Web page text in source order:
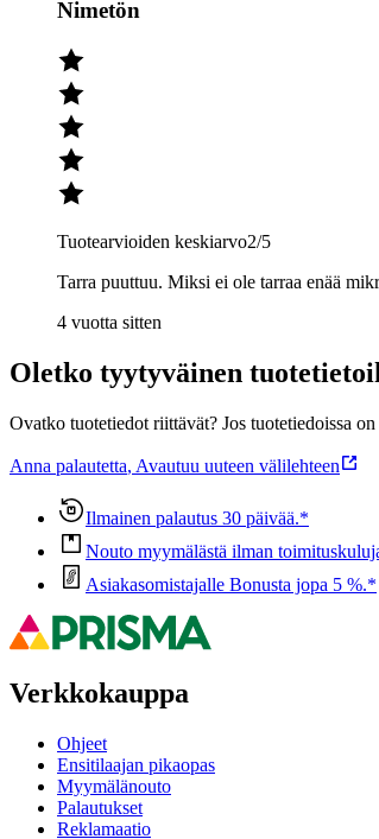
Nimetön
Tuotearvioiden keskiarvo2/5
Tarra puuttuu. Miksi ei ole tarraa enää
4 vuotta sitten
Oletko tyytyväinen
Ovatko tuotetiedot riittävät? Jos tuotetiedoissa
Anna palautetta, Avautuu uuteen välilehteen
Ilmainen palautus 30 päivää.*
Nouto myymälästä ilman
Asiakasomistajalle Bonusta jopa 5 %.*
Verkkokauppa
Ohjeet
Ensitilaajan pikaopas
Myymälänouto
Palautukset
Reklamaatio